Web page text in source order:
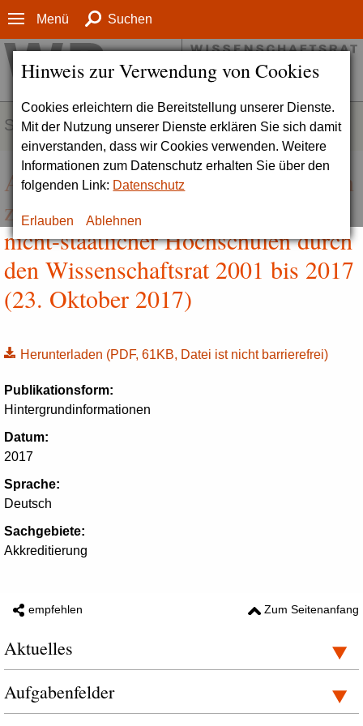
Hinweis zur Verwendung von Cookies
Cookies erleichtern die Bereitstellung unserer Dienste.
Mit der Nutzung unserer Dienste erklären Sie sich damit
einverstanden, dass wir Cookies verwenden. Weitere
Informationen zum Datenschutz erhalten Sie über den
folgenden Link: Datenschutz
Erlauben Ablehnen
Menü Suchen
SERVICE
Allgemeine Hintergrundinformation
zur Institutionellen Akkreditierung
nicht-staatlicher Hochschulen durch
den Wissenschaftsrat 2001 bis 2017
(23. Oktober 2017)
Herunterladen (PDF, 61KB, Datei ist nicht barrierefrei)
Publikationsform:
Hintergrundinformationen
Datum:
2017
Sprache:
Deutsch
Sachgebiete:
Akkreditierung
empfehlen Zum Seitenanfang
Aktuelles
Aufgabenfelder